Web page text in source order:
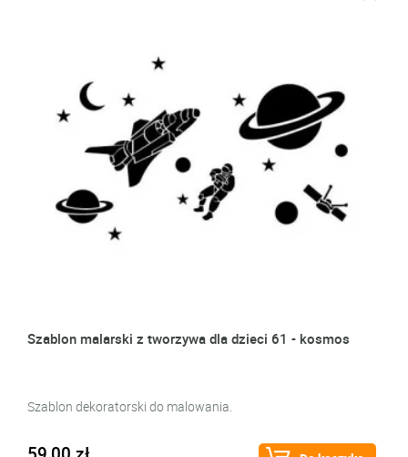
Szablon malarski z tworzywa dla dzieci 61 - kosmos
Szablon dekoratorski do malowania.